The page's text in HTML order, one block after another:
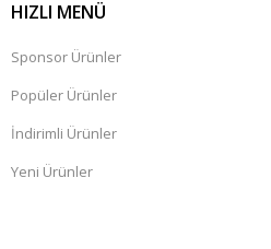
HIZLI MENÜ
Sponsor Ürünler
Popüler Ürünler
İndirimli Ürünler
Yeni Ürünler